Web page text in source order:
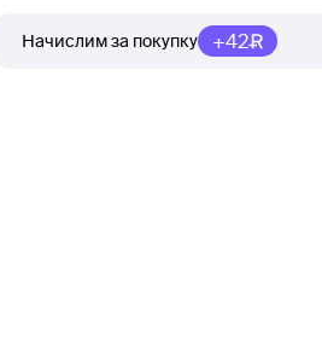
Начислим за покупку +42